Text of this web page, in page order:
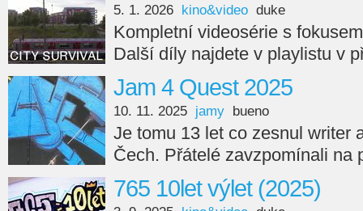
5. 1. 2026 kino&video duke
Kompletní videosérie s
Další díly najdete v playlistu v
Jam 4 Quest 2025
10. 11. 2025 jamy bueno
Je tomu 13 let co zesnul writer
Čech. Přátelé zavzpomínali na
765 10let výlet (2025)